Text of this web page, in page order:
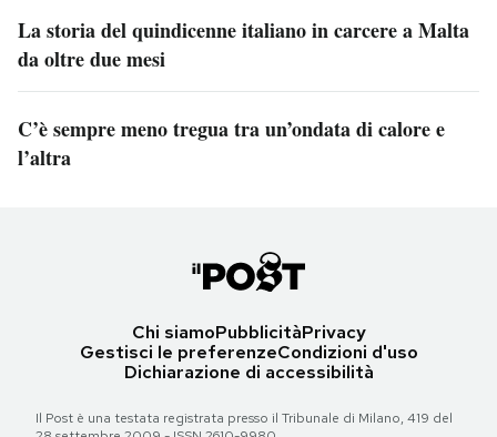
La storia del quindicenne italiano in carcere a Malta
da oltre due mesi
C’è sempre meno tregua tra un’ondata di calore e
l’altra
Chi siamoPubblicitàPrivacy
Gestisci le preferenzeCondizioni d'uso
Dichiarazione di accessibilità
Il Post è una testata registrata presso il Tribunale di Milano, 419 del